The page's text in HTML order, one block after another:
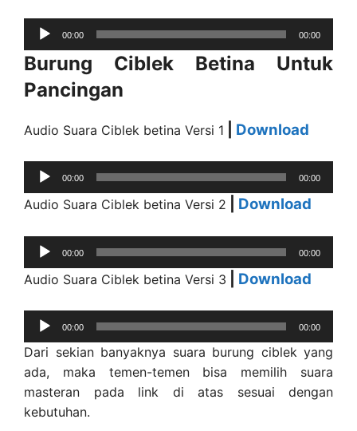
Audio
Player
00:00 00:00
Burung Ciblek Betina Untuk
Pancingan
Audio Suara Ciblek betina Versi 1 Download
Audio
Player
00:00 00:00
Audio Suara Ciblek betina Versi 2 Download
Audio
Player
00:00 00:00
Audio Suara Ciblek betina Versi 3 Download
Audio
Player
00:00 00:00
Dari sekian banyaknya suara burung ciblek yang
ada, maka temen-temen bisa memilih suara
masteran pada link di atas sesuai dengan
kebutuhan.